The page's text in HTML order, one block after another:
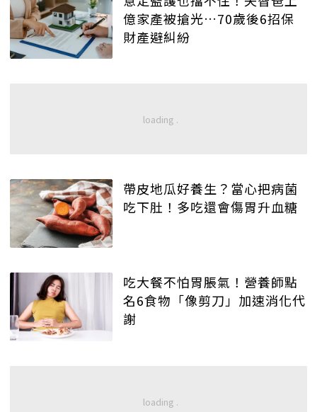
億家產被搶光…70歲後6招保
財產避糾紛
帶皮地瓜好養生？當心把病菌
吃下肚！多吃還會傷胃升血糖
吃大餐不怕胃脹氣！營養師點
名6食物「像剪刀」加速消化代
謝